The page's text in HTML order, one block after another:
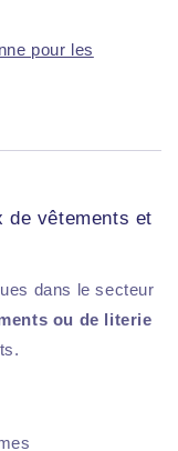
pour les
de vêtements et
dans le secteur
ou de literie